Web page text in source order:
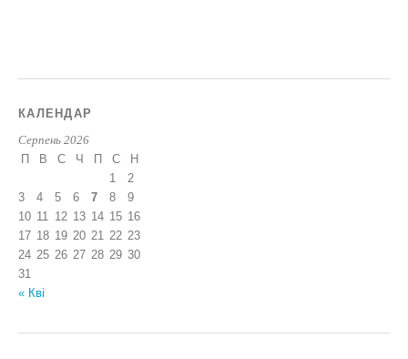
КАЛЕНДАР
Серпень 2026
П В С Ч П С Н
« Кві
1
2
3
4 5 6 7 8
9
10 11 12 13 14 15 16
17 18 19 20 21 22 23
24 25 26 27 28 29 30
31